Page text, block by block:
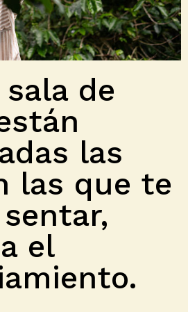
de
las
las que te
el